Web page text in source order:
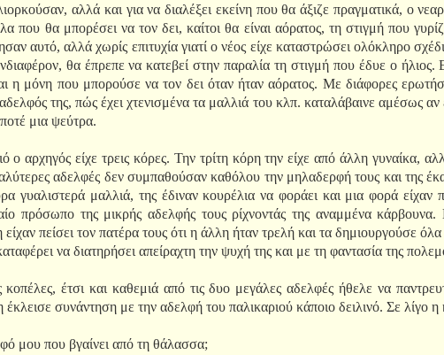
αλλά και για να διαλέξει εκείνη που θα άξιζε πραγματικά, ο
που θα μπορέσει να τον δει, καίτοι θα είναι αόρατος, τη στιγμή που
αυτό, αλλά χωρίς επιτυχία γιατί ο νέος είχε καταστρώσει ολόκληρο
θα έπρεπε να κατεβεί στην παραλία τη στιγμή που έδυε ο
η μόνη που μπορούσε να τον δει όταν ήταν αόρατος. Με διάφορες
της, πώς έχει χτενισμένα τα μαλλιά του κλπ. καταλάβαινε αμέσως
μια ψεύτρα.
ο αρχηγός είχε τρεις κόρες. Την τρίτη κόρη την είχε από άλλη γυναίκα,
αδελφές δεν συμπαθούσαν καθόλου την μηλαδερφή τους και της
γυαλιστερά μαλλιά, της έδιναν κουρέλια να φοράει και μια φορά
πρόσωπο της μικρής αδελφής τους ρίχνοντάς της αναμμένα
είχαν πείσει τον πατέρα τους ότι η άλλη ήταν τρελή και τα δημιουργούσε
να διατηρήσει απείραχτη την ψυχή της και με τη φαντασία της
έτσι και καθεμιά από τις δυο μεγάλες αδελφές ήθελε να
έκλεισε συνάντηση με την αδελφή του παλικαριού κάποιο δειλινό. Σε λίγο
μου που βγαίνει από τη θάλασσα;